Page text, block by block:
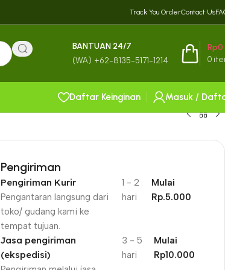
Track You OrderContact Us
BANTUAN 24/7
(WA) +62-8135-5171-1214 0
Rp0
Daftar Keinginan
Masuk /
Pengiriman
Pengiriman Kurir
Pengantaran langsung dari
toko/ gudang kami ke
tempat tujuan.
1 - 2
hari
Mulai
Rp.5.000
Jasa pengiriman
(ekspedisi)
3 - 5
hari
Mulai
Rp10.000